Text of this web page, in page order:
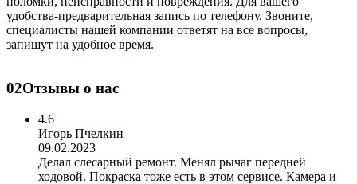
удобства-предварительная запись по телефону. Звоните,
специалисты нашей компании ответят на все вопросы,
запишут на удобное время.
02Отзывы о нас
4.6
Игорь Пчелкин
09.02.2023
Делал слесарный ремонт. Менял рычаг передней
ходовой. Покраска тоже есть в этом сервисе. Камера и